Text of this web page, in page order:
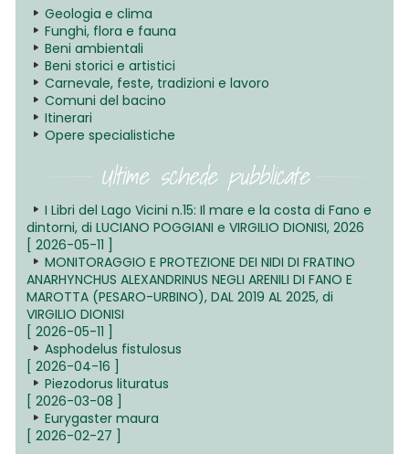
Geologia e clima
Funghi, flora e fauna
Beni ambientali
Beni storici e artistici
Carnevale, feste, tradizioni e lavoro
Comuni del bacino
Itinerari
Opere specialistiche
Ultime schede pubblicate
I Libri del Lago Vicini n.15: Il mare e la costa di Fano e
dintorni, di LUCIANO POGGIANI e VIRGILIO DIONISI, 2026
[ 2026-05-11 ]
MONITORAGGIO E PROTEZIONE DEI NIDI DI FRATINO
ANARHYNCHUS ALEXANDRINUS NEGLI ARENILI DI FANO E
MAROTTA (PESARO-URBINO), DAL 2019 AL 2025, di
VIRGILIO DIONISI
[ 2026-05-11 ]
Asphodelus fistulosus
[ 2026-04-16 ]
Piezodorus lituratus
[ 2026-03-08 ]
Eurygaster maura
[ 2026-02-27 ]